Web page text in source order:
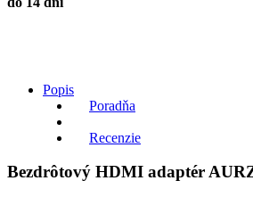
Popis
Poradňa
Recenzie
Bezdrôtový HDMI adaptér